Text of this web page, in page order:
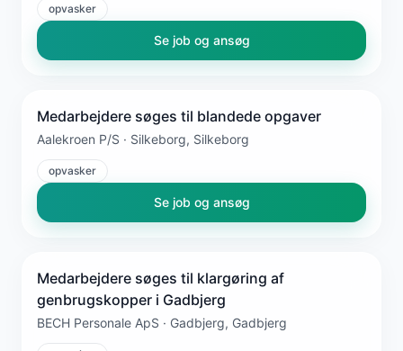
opvasker
Se job og ansøg
Medarbejdere søges til blandede opgaver
Aalekroen P/S · Silkeborg, Silkeborg
opvasker
Se job og ansøg
Medarbejdere søges til klargøring af
genbrugskopper i Gadbjerg
BECH Personale ApS · Gadbjerg, Gadbjerg